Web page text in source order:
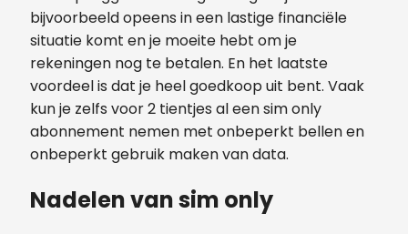
bijvoorbeeld opeens in een lastige financiële
situatie komt en je moeite hebt om je
rekeningen nog te betalen. En het laatste
voordeel is dat je heel goedkoop uit bent. Vaak
kun je zelfs voor 2 tientjes al een sim only
abonnement nemen met onbeperkt bellen en
onbeperkt gebruik maken van data.
Nadelen van sim only